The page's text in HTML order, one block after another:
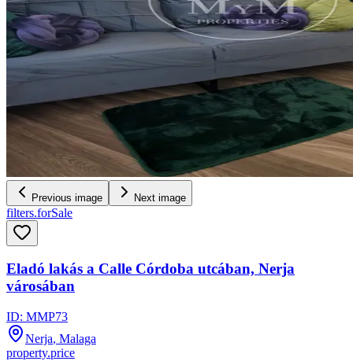
Previous image Next image
filters.forSale
Eladó lakás a Calle Córdoba utcában, Nerja
városában
ID: MMP73
Nerja, Malaga
property.price